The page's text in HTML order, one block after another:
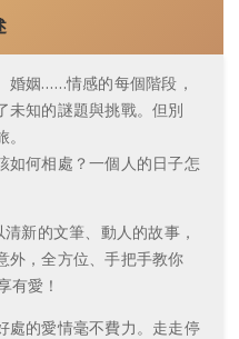
婚姻……情感的每個階段，
未知的謎題與挑戰。但別
如何相處？一個人的日子怎
新的文筆、動人的故事，
外，全方位、手把手教你
愛！
處的愛情毫不費力。走走停